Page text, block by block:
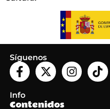
Síguenos
Info
Contenidos